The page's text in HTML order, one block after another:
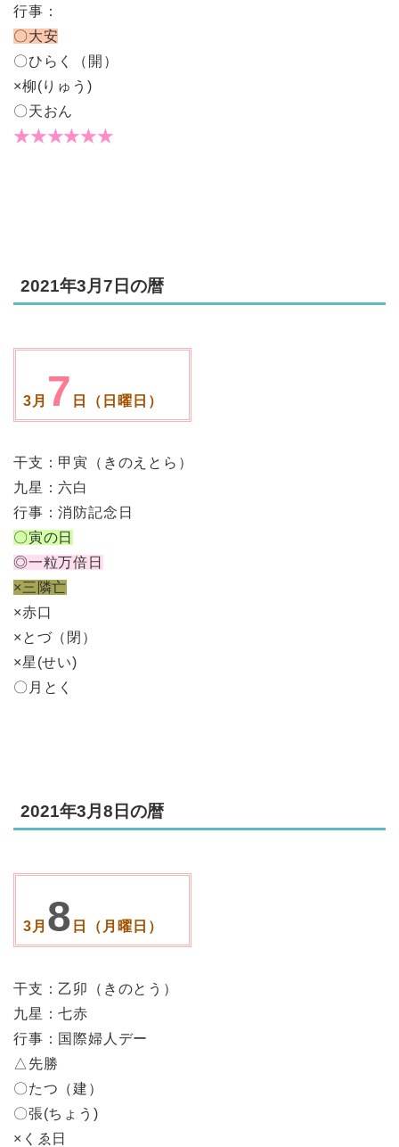
行事：
〇大安
〇ひらく（開）
×柳(りゅう)
〇天おん
★★★★★★
2021年3月7日の暦
3月 7 日（日曜日）
干支：甲寅（きのえとら）
九星：六白
行事：消防記念日
〇寅の日
◎一粒万倍日
×三隣亡
×赤口
×とづ（閉）
×星(せい)
〇月とく
2021年3月8日の暦
3月 8 日（月曜日）
干支：乙卯（きのとう）
九星：七赤
行事：国際婦人デー
△先勝
〇たつ（建）
〇張(ちょう)
×くゑ日